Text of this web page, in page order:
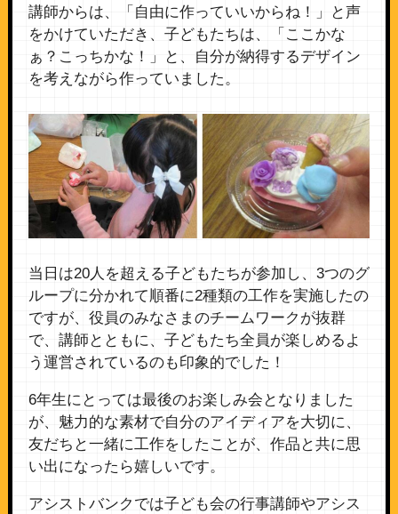
講師からは、「自由に作っていいからね！」と声
をかけていただき、子どもたちは、「ここかな
ぁ？こっちかな！」と、自分が納得するデザイン
を考えながら作っていました。
当日は20人を超える子どもたちが参加し、3つのグ
ループに分かれて順番に2種類の工作を実施したの
ですが、役員のみなさまのチームワークが抜群
で、講師とともに、子どもたち全員が楽しめるよ
う運営されているのも印象的でした！
6年生にとっては最後のお楽しみ会となりました
が、魅力的な素材で自分のアイディアを大切に、
友だちと一緒に工作をしたことが、作品と共に思
い出になったら嬉しいです。
アシストバンクでは子ども会の行事講師やアシス